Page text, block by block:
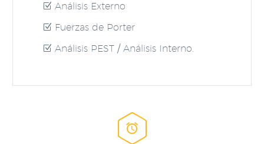
Análisis Externo
Fuerzas de Porter
Análisis PEST / Análisis Interno.

